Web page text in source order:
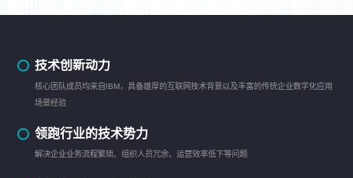
技术创新动力
核心团队成员均来自IBM，具备雄厚的互联网技术背景以及丰富的传统企业数字化应用
场景经验
领跑行业的技术势力
解决企业业务流程繁琐、组织人员冗余、运营效率低下等问题